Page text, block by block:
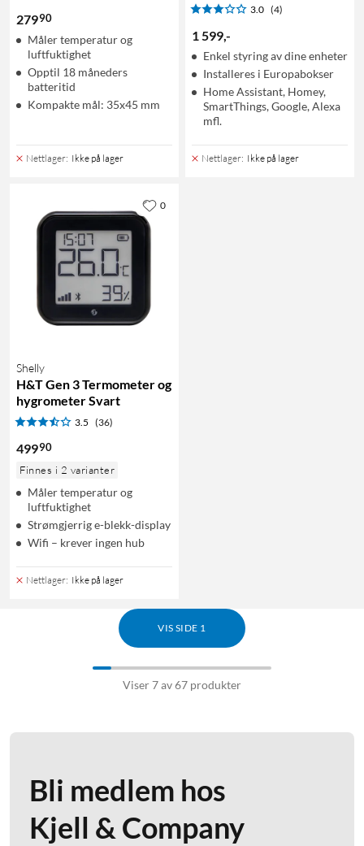
27990
Måler temperatur og
luftfuktighet
Opptil 18 måneders
batteritid
Kompakte mål: 35x45 mm
Nettlager: Ikke på lager
3.0 (4)
1 599-
Enkel styring av dine enheter
Installeres i Europabokser
Home Assistant, Homey,
SmartThings, Google, Alexa
mfl.
Nettlager: Ikke på lager
Shelly
H&T Gen 3 Termometer og
hygrometer Svart
3.5 (36)
49990
Finnes i 2 varianter
Måler temperatur og
luftfuktighet
Strømgjerrig e-blekk-display
Wifi – krever ingen hub
Nettlager: Ikke på lager
0
VIS SIDE 1
Viser 7 av 67 produkter
Bli medlem hos
Kjell & Company